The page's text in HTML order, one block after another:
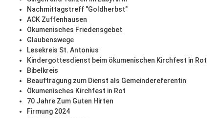
Nachmittagstreff "Goldherbst"
ACK Zuffenhausen
Ökumenisches Friedensgebet
Glaubenswege
Lesekreis St. Antonius
Kindergottesdienst beim ökumenischen Kirchfest in Rot
Bibelkreis
Beauftragung zum Dienst als Gemeindereferentin
Ökumenisches Kirchfest in Rot
70 Jahre Zum Guten Hirten
Firmung 2024